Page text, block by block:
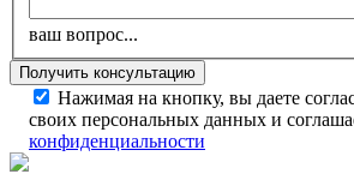
ваш вопрос...
Нажимая на кнопку, вы даете
своих персональных данных и
конфиденциальности